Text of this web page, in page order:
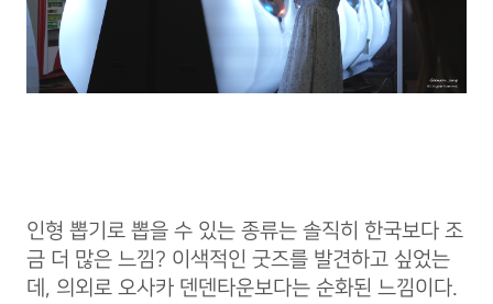
인형 뽑기로 뽑을 수 있는 종류는 솔직히 한국보다 조
금 더 많은 느낌? 이색적인 굿즈를 발견하고 싶었는
데, 의외로 오사카 덴덴타운보다는 순화된 느낌이다.